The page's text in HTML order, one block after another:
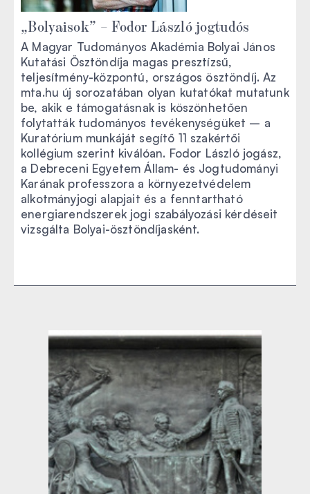
„Bolyaisok” – Fodor László jogtudós
A Magyar Tudományos Akadémia Bolyai János
Kutatási Ösztöndíja magas presztízsű,
teljesítmény-központú, országos ösztöndíj. Az
mta.hu új sorozatában olyan kutatókat mutatunk
be, akik e támogatásnak is köszönhetően
folytatták tudományos tevékenységüket – a
Kuratórium munkáját segítő 11 szakértői
kollégium szerint kiválóan. Fodor László jogász,
a Debreceni Egyetem Állam- és Jogtudományi
Karának professzora a környezetvédelem
alkotmányjogi alapjait és a fenntartható
energiarendszerek jogi szabályozási kérdéseit
vizsgálta Bolyai-ösztöndíjasként.